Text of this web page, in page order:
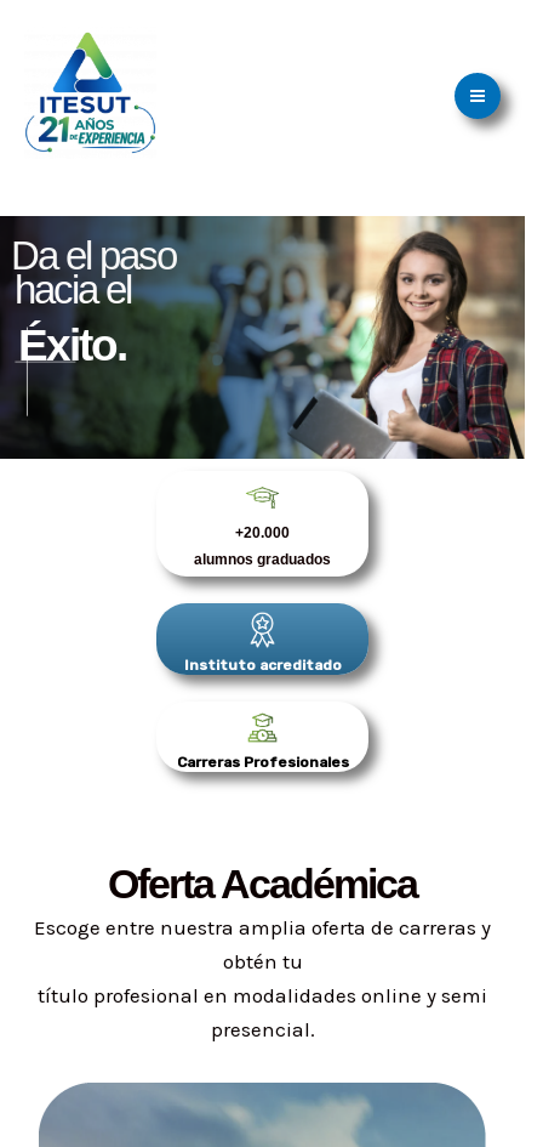
contenido
Menu
Éxito.
hacia el
Da el paso
+20.000
alumnos graduados
Instituto acreditado
Carreras Profesionales
Oferta Académica
Escoge entre nuestra amplia oferta de carreras y
obtén tu
título profesional en modalidades online y semi
presencial.